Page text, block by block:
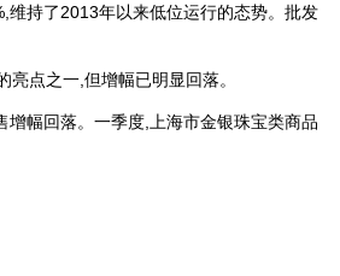
持了2013年以来低位运行的态势。批发
点之一,但增幅已明显回落。
增幅回落。一季度,上海市金银珠宝类商品